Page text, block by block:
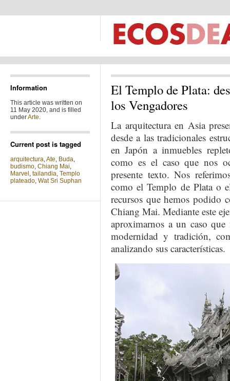
Information
This article was written on
11 May 2020, and is filled
underArte.
Current post is tagged
arquitectura,Ate, Buda,
budismo, Chiang Mai,
Marvel , tailandia, Templo
plateado, Wat Sri Suphan
El Templo de Plata:
los Vengadores
La arquitectura en Asia
desde a las tradicionales
en Japón a inmuebles
como es el caso que nos
presente texto. Nos
como el Templo de Plata o
recursos que hemos podido
Chiang Mai. Mediante este
aproximarnos a un caso
modernidad y tradición,
analizando sus características.